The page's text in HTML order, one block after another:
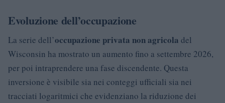
Evoluzione dell’occupazione
La serie dell’occupazione privata non agricola del
Wisconsin ha mostrato un aumento fino a settembre 2026,
per poi intraprendere una fase discendente. Questa
inversione è visibile sia nei conteggi ufficiali sia nei
tracciati logaritmici che evidenziano la riduzione dei